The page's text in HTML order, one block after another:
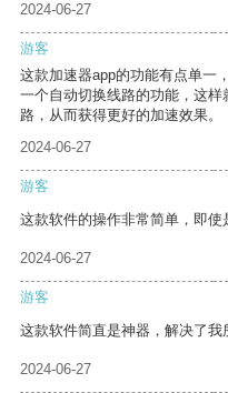
2024-06-27
游客
这款加速器app的功能有点单一
一个自动切换线路的功能，这
路，从而获得更好的加速效果。
2024-06-27
游客
这款软件的操作非常简单，即使
2024-06-27
游客
这款软件简直是神器，解决了我
2024-06-27